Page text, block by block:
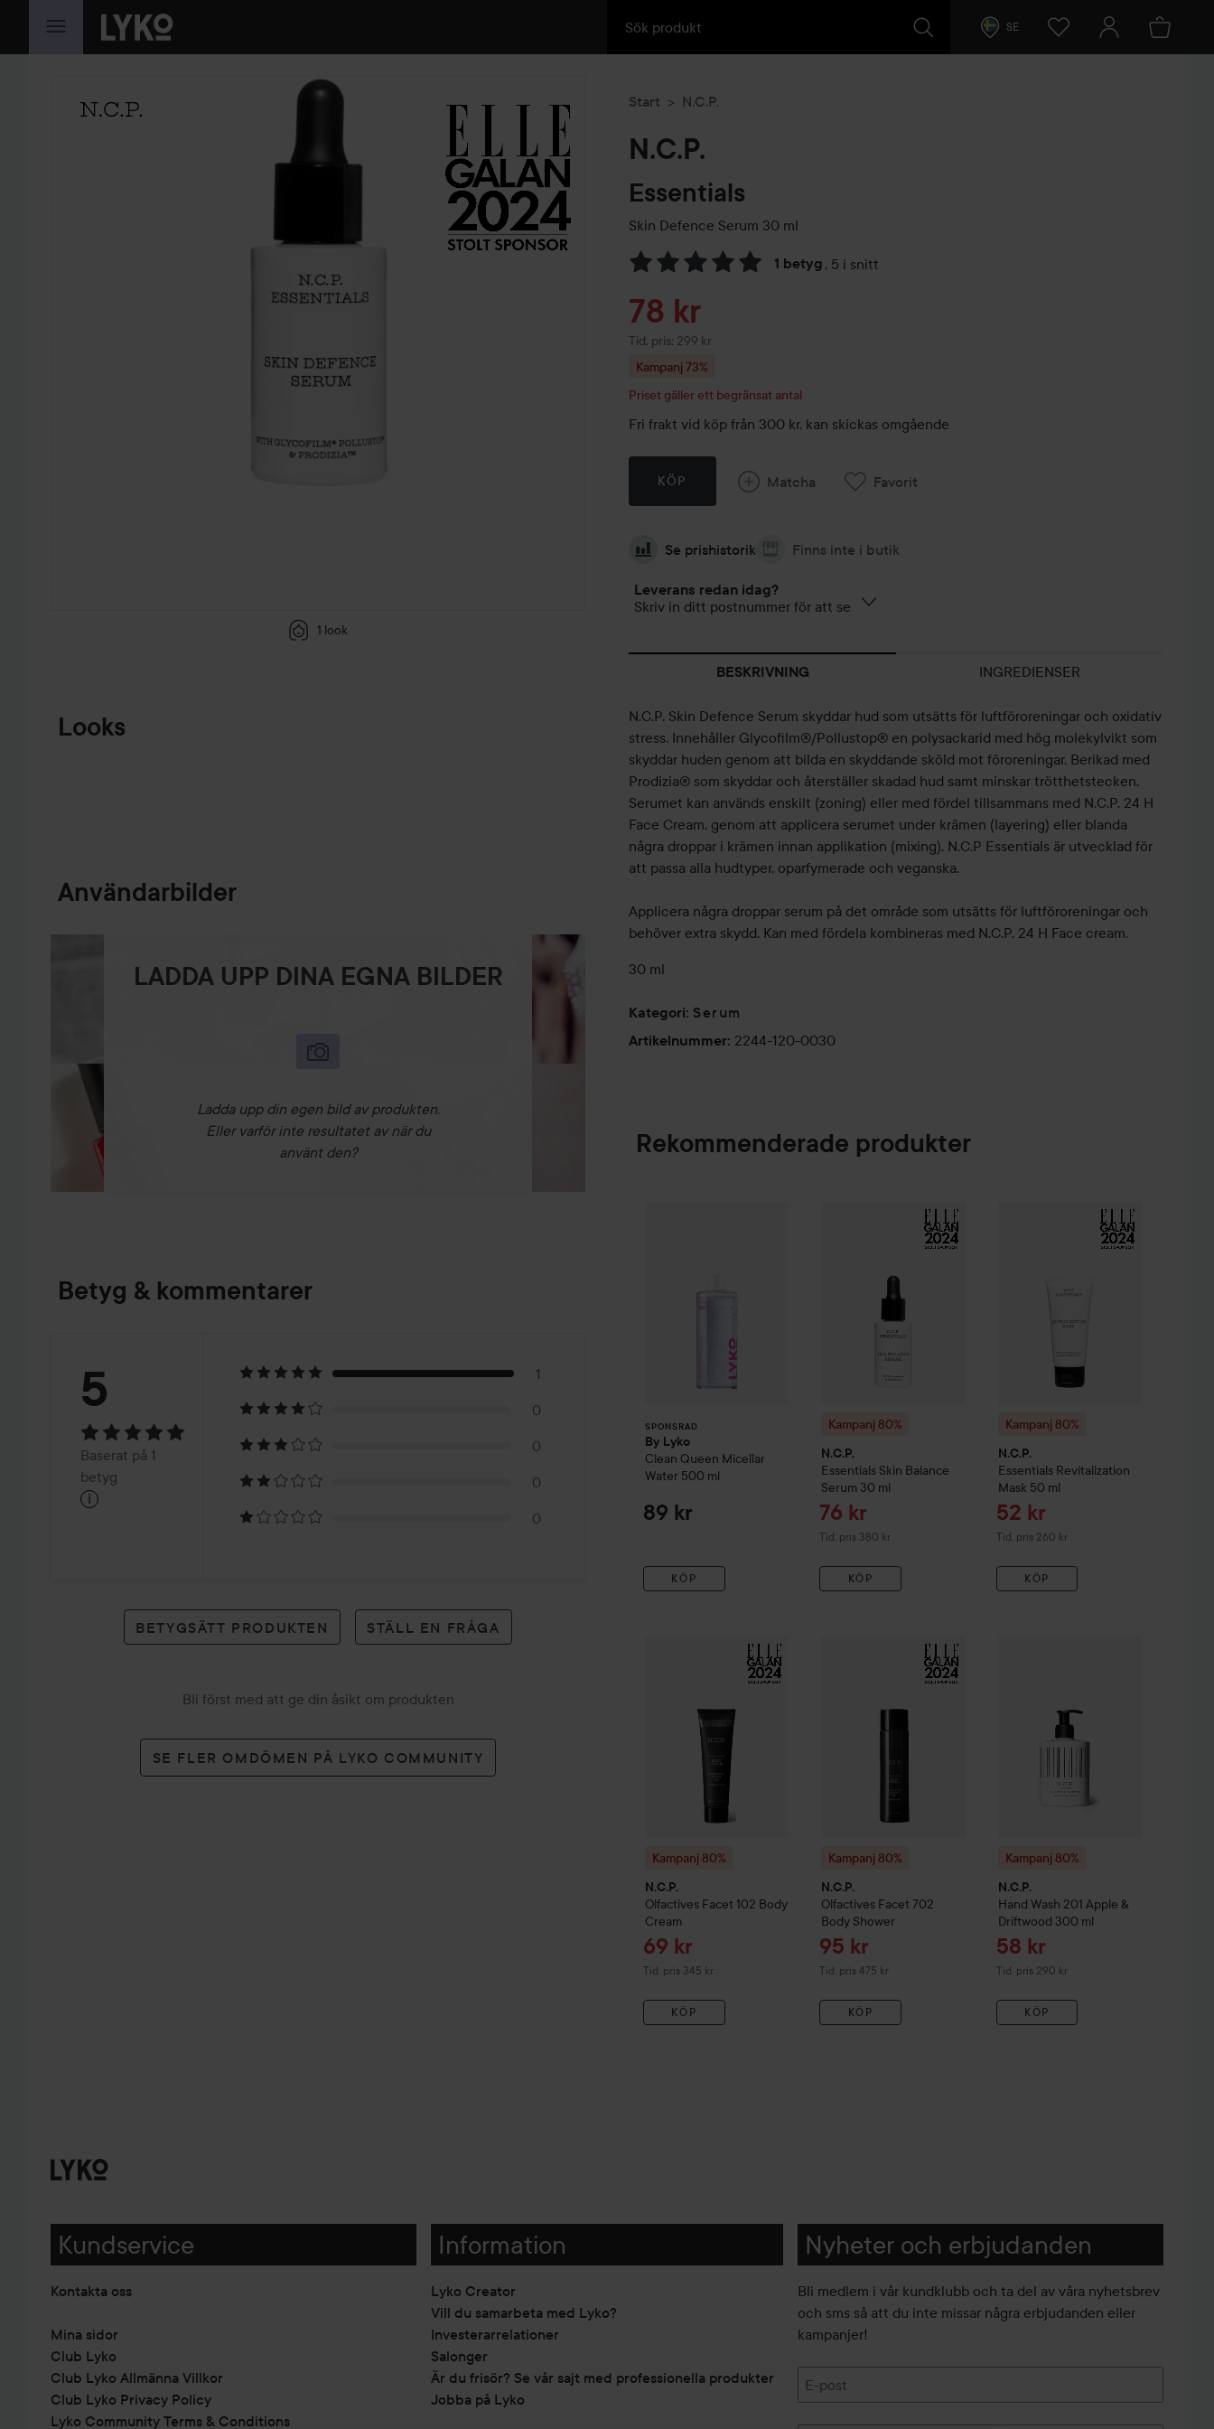
HOPPA TILL INNEHÅLLET SE
1 look
Looks
TOTALBEAUTY
Användarbilder
LADDA UPP DINA EGNA BILDER
Ladda upp din egen bild av produkten.
Eller varför inte resultatet av när du
använt den?
Betyg & kommentarer
Betyg:
5Baserat
på
betyg
5
Baserat på 1
betyg
i
1
0
0
0
0
BETYGSÄTT PRODUKTEN STÄLL EN FRÅGA
Bli först med att ge din åsikt om produkten
SE FLER OMDÖMEN PÅ LYKO COMMUNITY
Start N.C.P.
N.C.P.
Essentials
Skin Defence Serum 30 ml
1 betyg , 5 i snitt
Hoppa till Betyg & kommentarer
Reapris
78 kr
Tid. pris: 299 kr
Kampanj 73%
Priset gäller ett begränsat antal
Fri frakt vid köp från 300 kr, kan skickas omgående
KÖP Matcha Favorit
Se prishistorik Finns inte i butik
Leverans redan idag?
Skriv in ditt postnummer för att se
BESKRIVNING INGREDIENSER
N.C.P. Skin Defence Serum skyddar hud som utsätts för luftföroreningar och oxidativ
stress. Innehåller Glycofilm®/Pollustop® en polysackarid med hög molekylvikt som
skyddar huden genom att bilda en skyddande sköld mot föroreningar. Berikad med
Prodizia® som skyddar och återställer skadad hud samt minskar trötthetstecken.
Serumet kan används enskilt (zoning) eller med fördel tillsammans med N.C.P. 24 H
Face Cream, genom att applicera serumet under krämen (layering) eller blanda
några droppar i krämen innan applikation (mixing). N.C.P Essentials är utvecklad för
att passa alla hudtyper, oparfymerade och veganska.
Applicera några droppar serum på det område som utsätts för luftföroreningar och
behöver extra skydd. Kan med fördela kombineras med N.C.P. 24 H Face cream.
30 ml
Kategori: Serum
Artikelnummer: 2244-120-0030
Rekommenderade produkter
SPONSRAD
By Lyko
Clean Queen Micellar
Water 500 ml
89 kr
KÖP
Clean Queen Micellar Water500 ml
Kampanj 80%
N.C.P.
Essentials Skin Balance
Serum 30 ml
Reapris
76 kr
Tid. pris 380 kr
Tidigare pris 380 kr
KÖP
N.C.P. Essentials Skin Balance Serum 30 ml
Kampanj 80%
N.C.P.
Essentials Revitalization
Mask 50 ml
Reapris
52 kr
Tid. pris 260 kr
Tidigare pris 260 kr
KÖP
N.C.P. Essentials
Kampanj 80%
N.C.P.
Olfactives Facet 102 Body
Cream
Reapris
69 kr
Tid. pris 345 kr
Tidigare pris 345 kr
KÖP
N.C.P. Olfactives Facet 102 Body Cream
Kampanj 80%
N.C.P.
Olfactives Facet 702
Body Shower
Reapris
95 kr
Tid. pris 475 kr
Tidigare pris 475 kr
KÖP
N.C.P. Olfactives
Kampanj 80%
N.C.P.
Hand Wash 201 Apple &
Driftwood 300 ml
Reapris
58 kr
Tid. pris 290 kr
Tidigare pris 290 kr
KÖP
Kundservice
Kontakta oss
Mina sidor
Club Lyko
Club Lyko Allmänna Villkor
Club Lyko Privacy Policy
Lyko Community Terms & Conditions
Information
Lyko Creator
Vill du samarbeta med Lyko?
Investerarrelationer
Salonger
Är du frisör? Se vår sajt med professionella produkter
Jobba på Lyko
Nyheter och erbjudanden
Bli medlem i vår kundklubb och ta del av våra nyhetsbrev
och sms så att du inte missar några erbjudanden eller
kampanjer!
E-post